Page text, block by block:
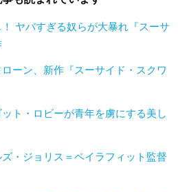
ヤバすぎる奴らが大暴れ『スーサ
ーン、新作『スーサイド・スクワ
ト・ロビーが青年を虜にする美し
ズ・ジョリス＝ペイラフィット監督